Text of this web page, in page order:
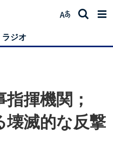
ラジオ
揮機関；
壊滅的な反撃